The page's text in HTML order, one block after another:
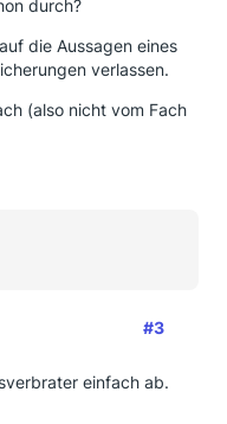
durch?
die Aussagen eines
verlassen.
(also nicht vom Fach
#3
einfach ab.